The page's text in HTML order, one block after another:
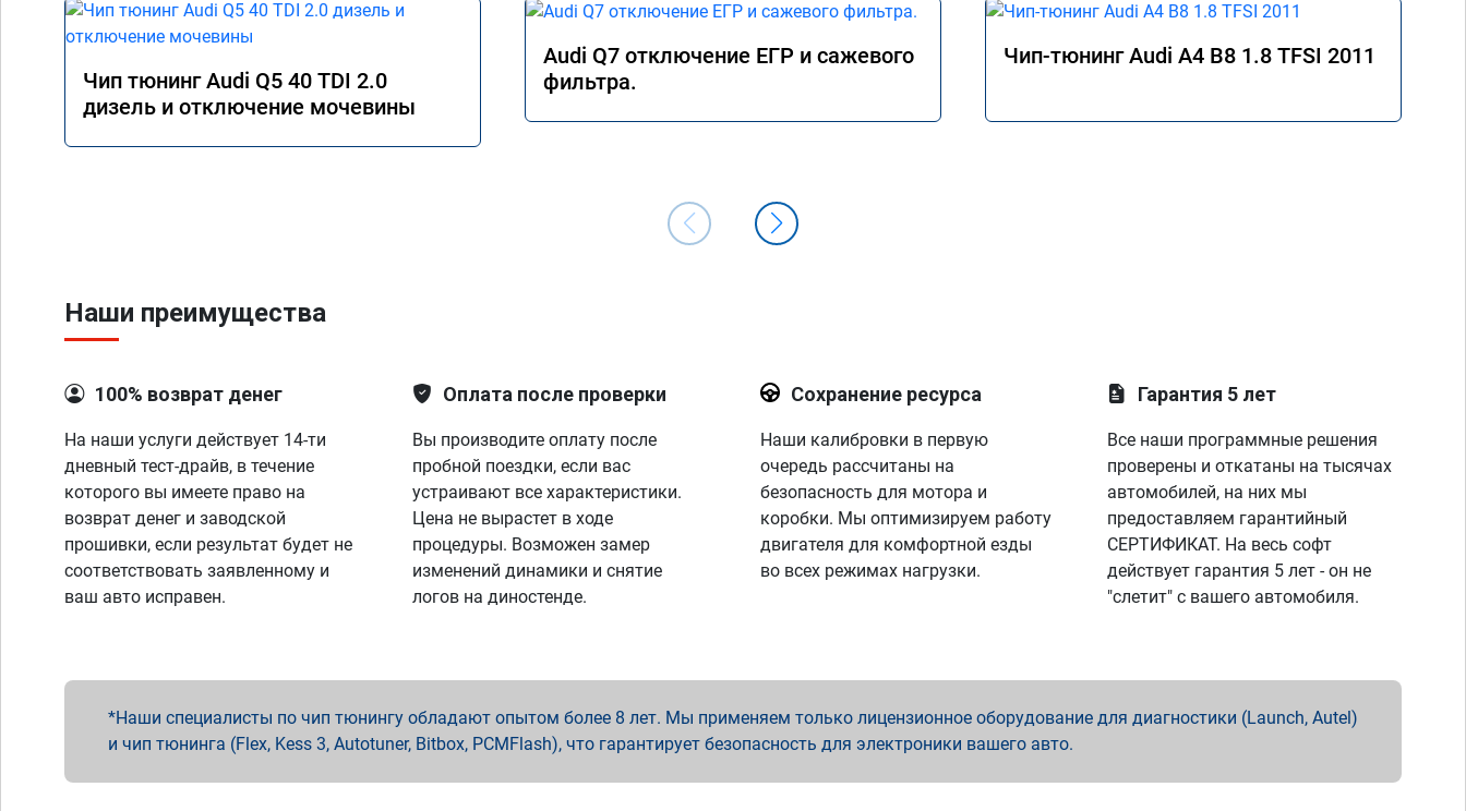
Чип тюнинг Audi Q5 40 TDI 2.0
дизель и отключение мочевины
Audi Q7 отключение ЕГР и сажевого
фильтра.
Чип-тюнинг Audi A4 B8 1.8 TFSI 2011
Наши преимущества
100% возврат денег
На наши услуги действует 14-ти
дневный тест-драйв, в течение
которого вы имеете право на
возврат денег и заводской
прошивки, если результат будет не
соответствовать заявленному и
ваш авто исправен.
Оплата после проверки
Вы производите оплату после
пробной поездки, если вас
устраивают все характеристики.
Цена не вырастет в ходе
процедуры. Возможен замер
изменений динамики и снятие
логов на диностенде.
Сохранение ресурса
Наши калибровки в первую
очередь рассчитаны на
безопасность для мотора и
коробки. Мы оптимизируем работу
двигателя для комфортной езды
во всех режимах нагрузки.
Гарантия 5 лет
Все наши программные решения
проверены и откатаны на тысячах
автомобилей, на них мы
предоставляем гарантийный
СЕРТИФИКАТ. На весь софт
действует гарантия 5 лет - он не
"слетит" с вашего автомобиля.
Наши специалисты по чип тюнингу обладают опытом более 8 лет. Мы применяем только лицензионное оборудование для диагностики (Launch, Autel)
и чип тюнинга (Flex, Kess 3, Autotuner, Bitbox, PCMFlash), что гарантирует безопасность для электроники вашего авто.